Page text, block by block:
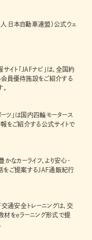
日本自動車連盟）公式ウェ
イト「JAFナビ」は、全国約
員優待施設をご紹介する
ーツ」は国内四輪モータース
をご紹介する公式サイトで
かなカーライフ、より安心・
をご提案するJAF通販紀行
交通安全トレーニングは、交
材をeラーニング形式で提